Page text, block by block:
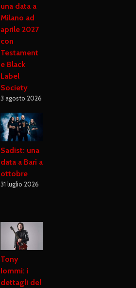
una data a
Milano ad
aprile 2027
con
Testament
e Black
Label
Society
3 agosto 2026
Sadist: una
data a Bari a
ottobre
31 luglio 2026
Tony
Iommi: i
dettagli del